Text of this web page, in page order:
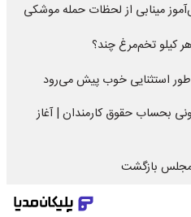
مینابی از لحظات حمله موشکی
کیلو تخم‌مرغ چند؟
طور استثنایی خوب پیش می‌رود
دولت با واریزی 4 میلیونی بحساب حقوق کارمندان | آغاز
مجلس بازگشت